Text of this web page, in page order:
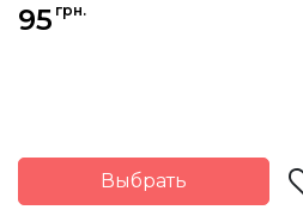
95 грн.
Выбрать